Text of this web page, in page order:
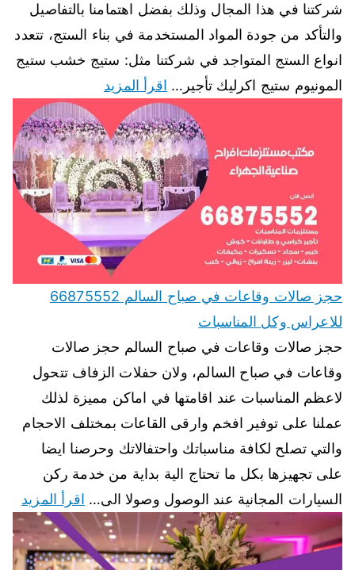
شركتنا في هذا المجال وذلك بفضل اهتمامنا بالتفاصيل
والتأكد من جودة المواد المستخدمة في بناء الستج، تتعدد
انواع الستج المتواجد في شركتنا مثل: ستيج خشب ستيج
المونيوم ستيج اكرليك تأجير… اقرأ المزيد
حجز صالات وقاعات في صباح السالم 66875552
للاعراس وكل المناسبات
حجز صالات وقاعات في صباح السالم حجز صالات
وقاعات في صباح السالم، ولان حفلات الزفاف تتحول
لاعظم المناسبات عند اقامتها في اماكن مميزة لذلك
عملنا على توفير افخم وارقى القاعات بمختلف الاحجام
والتي تصلح لكافة مناسباتك واحتفالاتك وحرصنا ايضا
على تجهيزها بكل ما تحتاج الية بداية من خدمة ركن
السيارات المجانية عند الوصول وصولا الى… اقرأ المزيد